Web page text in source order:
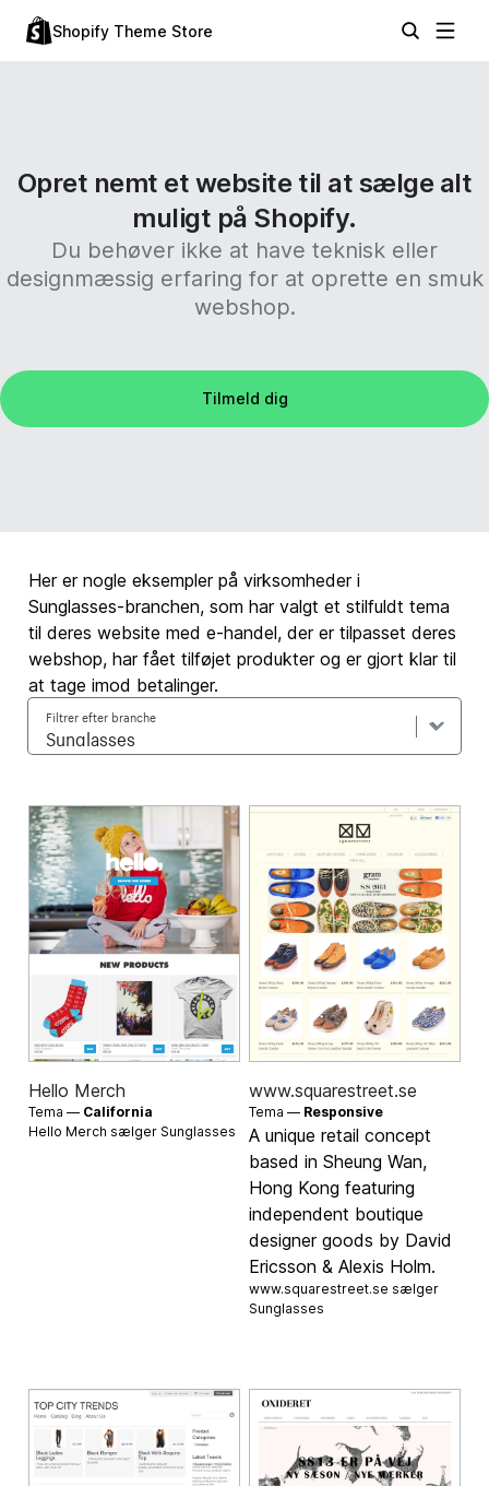
Shopify Theme Store
Opret nemt et website til at sælge alt
muligt på Shopify.
Du behøver ikke at have teknisk eller
designmæssig erfaring for at oprette en smuk
webshop.
Tilmeld dig
Her er nogle eksempler på virksomheder i
Sunglasses-branchen, som har valgt et stilfuldt tema
til deres website med e-handel, der er tilpasset deres
webshop, har fået tilføjet produkter og er gjort klar til
at tage imod betalinger.
Filtrer efter branche
Hello Merch
Tema — California
Hello Merch sælger Sunglasses
www.squarestreet.se
Tema — Responsive
A unique retail concept
based in Sheung Wan,
Hong Kong featuring
independent boutique
designer goods by David
Ericsson & Alexis Holm.
www.squarestreet.se sælger
Sunglasses